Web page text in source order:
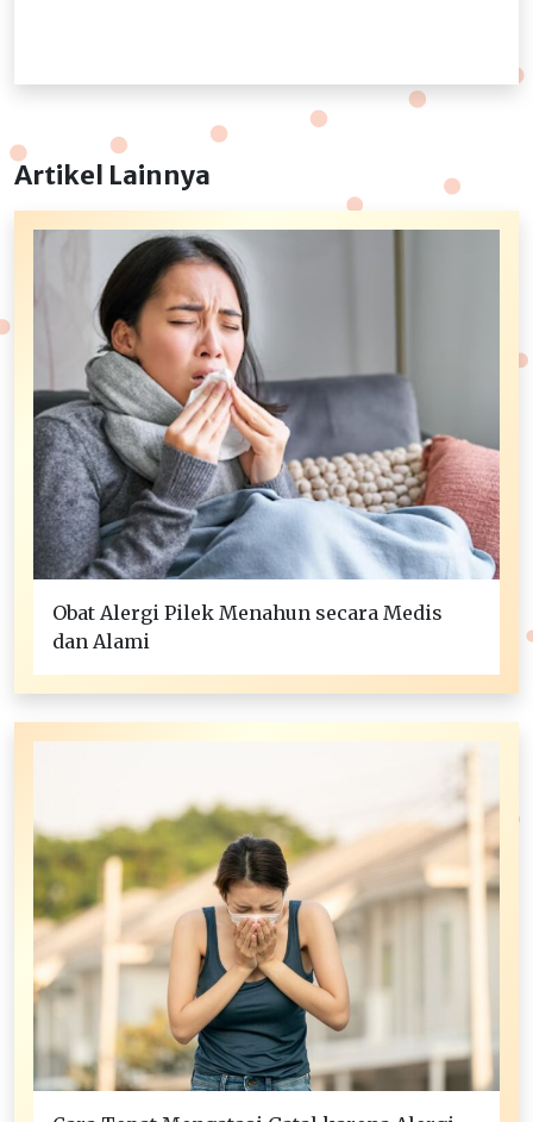
Artikel Lainnya
Obat Alergi Pilek Menahun secara Medis
dan Alami